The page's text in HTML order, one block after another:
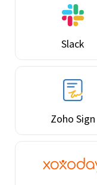
Slack
Zoho Sign